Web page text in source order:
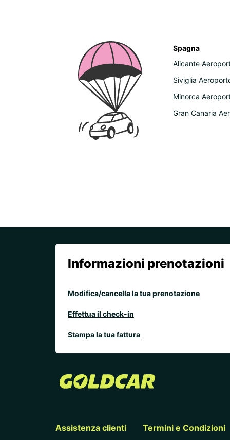
Spagna
Alicante
Siviglia
Minorca
Gran Canaria
Informazioni prenotazioni
Modifica/cancella la tua prenotazione
Effettua il check-in
Stampa la tua fattura
Assistenza clienti Termini e Condizioni